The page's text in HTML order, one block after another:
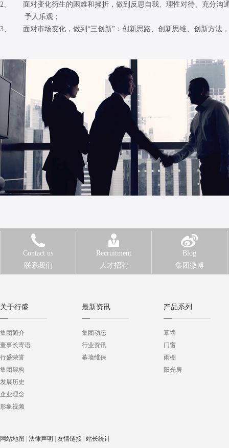
2、 面对变化衍生的困难和挫折，做到反思自我、理性对待、充分沟
予人乐观；
3、 面对市场变化，做到“三创新”：创新思路、创新思维、创新方法
Contact us
联系我们
Recruitment
人才招聘
Blog
集团微博
关于行盛
集团简介
董事长寄语
行盛荣誉
集团架构
发展历史
企业理念
形象视频
最新资讯
集团动态
行业资讯
幕墙维保
产品系列
幕墙
门窗
雨棚
阳光房
网站地图 法律声明 友情链接 站长统计